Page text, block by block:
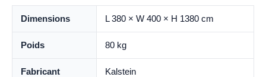
Dimensions L 380 × W 400 × H 1380 cm
Poids 80 kg
Fabricant Kalstein